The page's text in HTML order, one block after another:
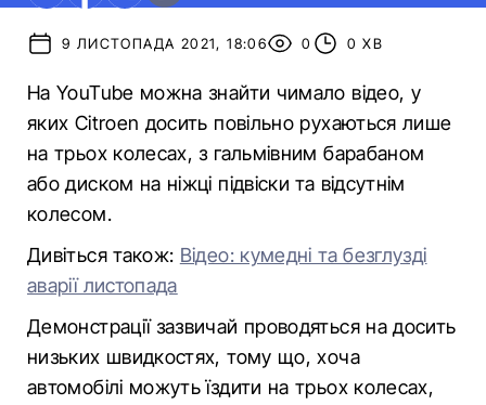
9 ЛИСТОПАДА 2021, 18:06 0 0 ХВ
На YouTube можна знайти чимало відео, у
яких Citroen досить повільно рухаються лише
на трьох колесах, з гальмівним барабаном
або диском на ніжці підвіски та відсутнім
колесом.
Дивіться також: Відео: кумедні та безглузді
аварії листопада
Демонстрації зазвичай проводяться на досить
низьких швидкостях, тому що, хоча
автомобілі можуть їздити на трьох колесах,